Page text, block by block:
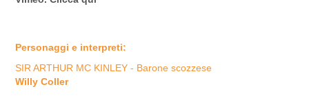
Personaggi e interpreti:
SIR ARTHUR MC KINLEY - Barone scozzese
Willy Coller